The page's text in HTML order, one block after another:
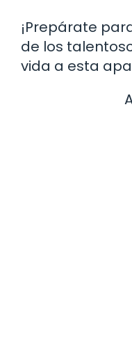
¡Prepárate
de los
vida a esta